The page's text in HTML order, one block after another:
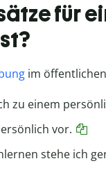
für
im
zu einem
vor.
stehe ich